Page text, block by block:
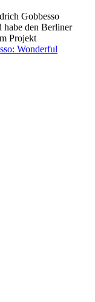
Gobbesso
habe den Berliner
Projekt
Wonderful